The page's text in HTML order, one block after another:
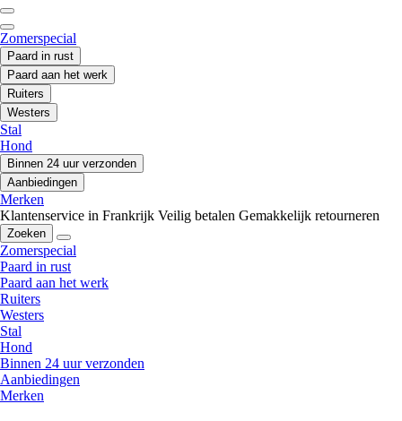
Zomerspecial
Paard in rust
Paard aan het werk
Ruiters
Westers
Stal
Hond
Binnen 24 uur verzonden
Aanbiedingen
Merken
Klantenservice in Frankrijk Veilig betalen Gemakkelijk retourneren
Zoeken
Zomerspecial
Paard in rust
Paard aan het werk
Ruiters
Westers
Stal
Hond
Binnen 24 uur verzonden
Aanbiedingen
Merken